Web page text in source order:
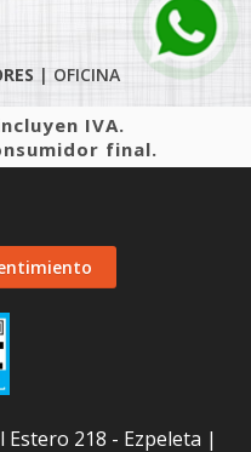
| OFICINA
IVA.
final.
218 - Ezpeleta |